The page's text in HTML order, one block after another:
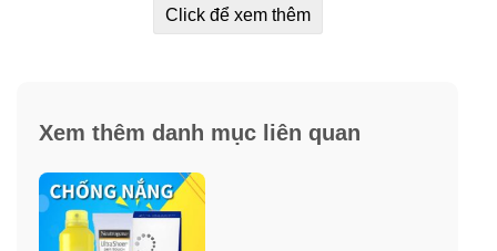
Click để xem thêm
Xem thêm danh mục liên quan